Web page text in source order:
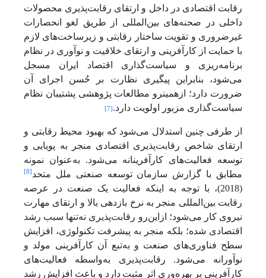
رقابت اقتصادی در داخل و ارتقای رقابت‌پذیری محصولات
داخلی در صحنه‌های بین‌المللی از طریق لغو انحصارات
غیرضروری و تقویت ساختار رقابتی و زیرساخت‌های لازم
با حمایت از کارآفرینی و ارتقای خلاقیت و نوآوری در نظام
برنامه‌ریزی و سیاست‌گذاری اقتصاد ایران مسجل
می‌شود، بنابراین پیگیری نظارت بر حُسن اجرای آن
ضرورت دارد؛ ازهمین­رو مطالعات پژوهشی پشتیبان نظام
سیاست‌گذاری مزبور اولویت دارد. [7]
از طرفی چنین استدلال می‌شود که بهبود محیط رقابتی و
ارتقای شاخص رقابت‌پذیری اقتصادی منجر به پویایی و
توسعه فعالیت‌های کارآفرینانه می‌شود. به‌عنوان نمونه
مطابق با گزارش سازمان توسعه صنعتی ملل متحد [8]
(2018)، با توجه به اینکه فعالیت یک صنعت در عرصه
رقابت بین‌المللی منجر به نرخ بازدهی بالا و ارتقای مهارت
نیروی کار می‌شود؛ ازاین‌رو رقابت‌پذیری نه‌تنها سبب رشد
اقتصادی شده؛ بلکه منجر به پیشرفت تکنولوژی، افزایش
سطح فناوری‌های صنعت و به‌تبع آن کارآفرینی مولد و
نوآورانه می‌شود. رقابت‌پذیری به‌واسطه فعالیت‌های
کارآفرینی بر بهره‌وری اثر مثبت دارد و باعث افزایش رشد